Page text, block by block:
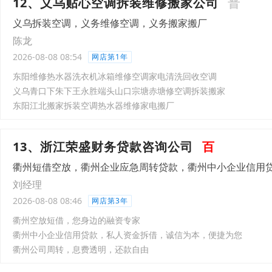
义乌拆装空调，义务维修空调，义务搬家搬厂
陈龙
2026-08-08 08:54 网店第1年
东阳维修热水器洗衣机冰箱维修空调家电清洗回收空调
义乌青口下朱下王永胜端头山口宗塘赤塘修空调拆装搬家
东阳江北搬家拆装空调热水器维修家电搬厂
13、浙江荣盛财务贷款咨询公司 百
衢州短借空放，衢州企业应急周转贷款，衢州中小企业信用
刘经理
2026-08-08 08:46 网店第3年
衢州空放短借，您身边的融资专家
衢州中小企业信用贷款，私人资金拆借，诚信为本，便捷为您
衢州公司周转，息费透明，还款自由